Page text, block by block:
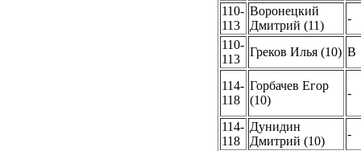
110-
113
Воронецкий
Дмитрий (11)
-
110-
113
Греков Илья (10) B
114-
118
Горбачев Егор
(10)
-
114-
118
Дунидин
Дмитрий (10)
-